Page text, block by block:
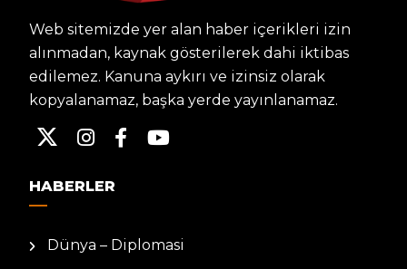
Web sitemizde yer alan haber içerikleri izin
alınmadan, kaynak gösterilerek dahi iktibas
edilemez. Kanuna aykırı ve izinsiz olarak
kopyalanamaz, başka yerde yayınlanamaz.
HABERLER
Dünya – Diplomasi